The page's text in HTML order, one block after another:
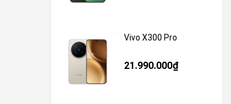
Vivo X300 Pro
21.990.000₫